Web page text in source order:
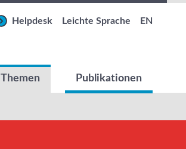
Themen Publikationen
Helpdesk Leichte Sprache EN